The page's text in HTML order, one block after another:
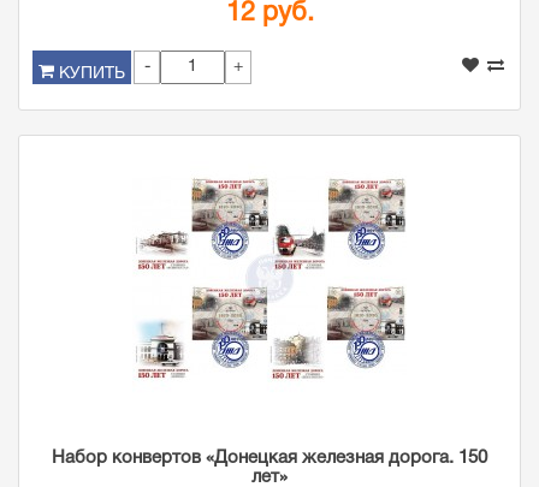
12 руб.
КУПИТЬ - +
Набор конвертов «Донецкая железная дорога. 150
лет»